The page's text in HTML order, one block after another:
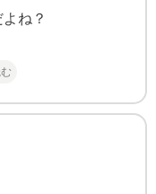
ね？